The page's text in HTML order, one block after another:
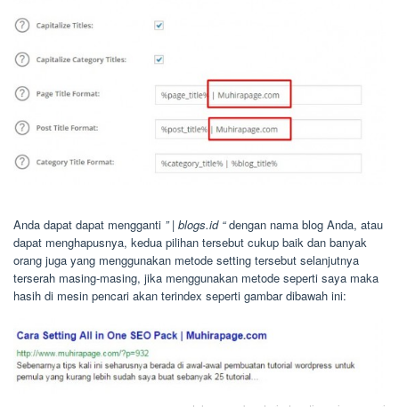
Anda dapat dapat mengganti ” | blogs.id “dengan nama blog Anda, atau
dapat menghapusnya, kedua pilihan tersebut cukup baik dan banyak
orang juga yang menggunakan metode setting tersebut selanjutnya
terserah masing-masing, jika menggunakan metode seperti saya maka
hasih di mesin pencari akan terindex seperti gambar dibawah ini: